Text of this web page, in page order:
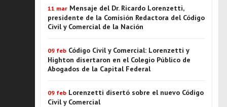
11 mar Mensaje del Dr. Ricardo Lorenzetti,
presidente de la Comisión Redactora del Código
Civil y Comercial de la Nación
09 feb Código Civil y Comercial: Lorenzetti y
Highton disertaron en el Colegio Público de
Abogados de la Capital Federal
09 feb Lorenzetti disertó sobre el nuevo Código
Civil y Comercial